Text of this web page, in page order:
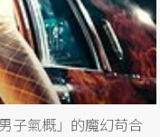
子氣概」的魔幻苟合